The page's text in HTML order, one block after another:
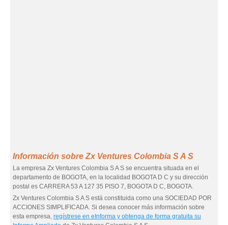
Información sobre Zx Ventures Colombia S A S
La empresa Zx Ventures Colombia S A S se encuentra situada en el
departamento de BOGOTA, en la localidad BOGOTA D C y su dirección
postal es CARRERA 53 A 127 35 PISO 7, BOGOTA D C, BOGOTA.
Zx Ventures Colombia S A S está constituida como una SOCIEDAD POR
ACCIONES SIMPLIFICADA. Si desea conocer más información sobre
esta empresa, regístrese en eInforma y obtenga de forma gratuita su